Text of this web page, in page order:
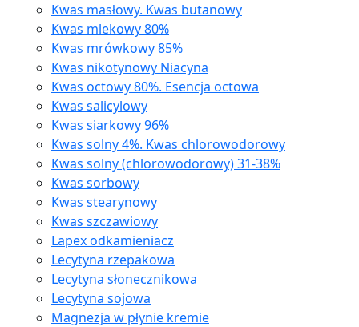
Kwas masłowy. Kwas butanowy
Kwas mlekowy 80%
Kwas mrówkowy 85%
Kwas nikotynowy Niacyna
Kwas octowy 80%. Esencja octowa
Kwas salicylowy
Kwas siarkowy 96%
Kwas solny 4%. Kwas chlorowodorowy
Kwas solny (chlorowodorowy) 31-38%
Kwas sorbowy
Kwas stearynowy
Kwas szczawiowy
Lapex odkamieniacz
Lecytyna rzepakowa
Lecytyna słonecznikowa
Lecytyna sojowa
Magnezja w płynie kremie